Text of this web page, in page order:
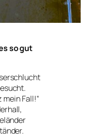
so gut
mein Fall!“